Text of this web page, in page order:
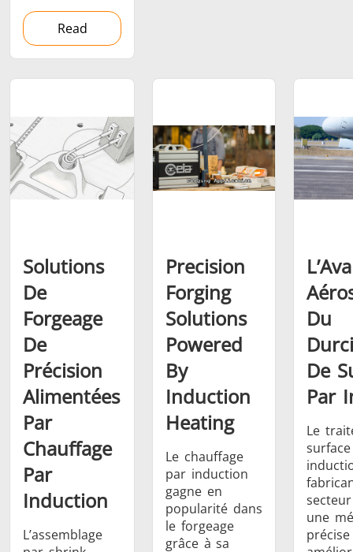
Read
Solutions
De
Forgeage
De
Précision
Alimentées
Par
Chauffage
Par
Induction
L’assemblage
Precision
Forging
Solutions
Powered
By
Induction
Heating
Le chauffage
par induction
gagne en
popularité dans
le forgeage
grâce à sa
Du
De
Par
Le
une